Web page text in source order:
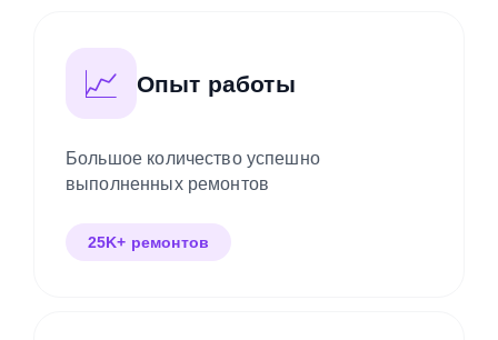
📈 Опыт работы
Большое количество успешно
выполненных ремонтов
25K+ ремонтов